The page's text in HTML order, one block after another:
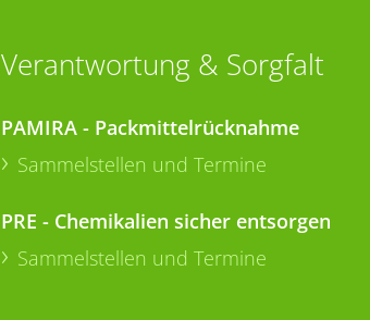
Verantwortung & Sorgfalt
PAMIRA - Packmittelrücknahme
Sammelstellen und Termine
PRE - Chemikalien sicher entsorgen
Sammelstellen und Termine